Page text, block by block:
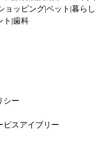
ョッピングペット 暮らし
ト 歯科
シー
ビスアイブリー